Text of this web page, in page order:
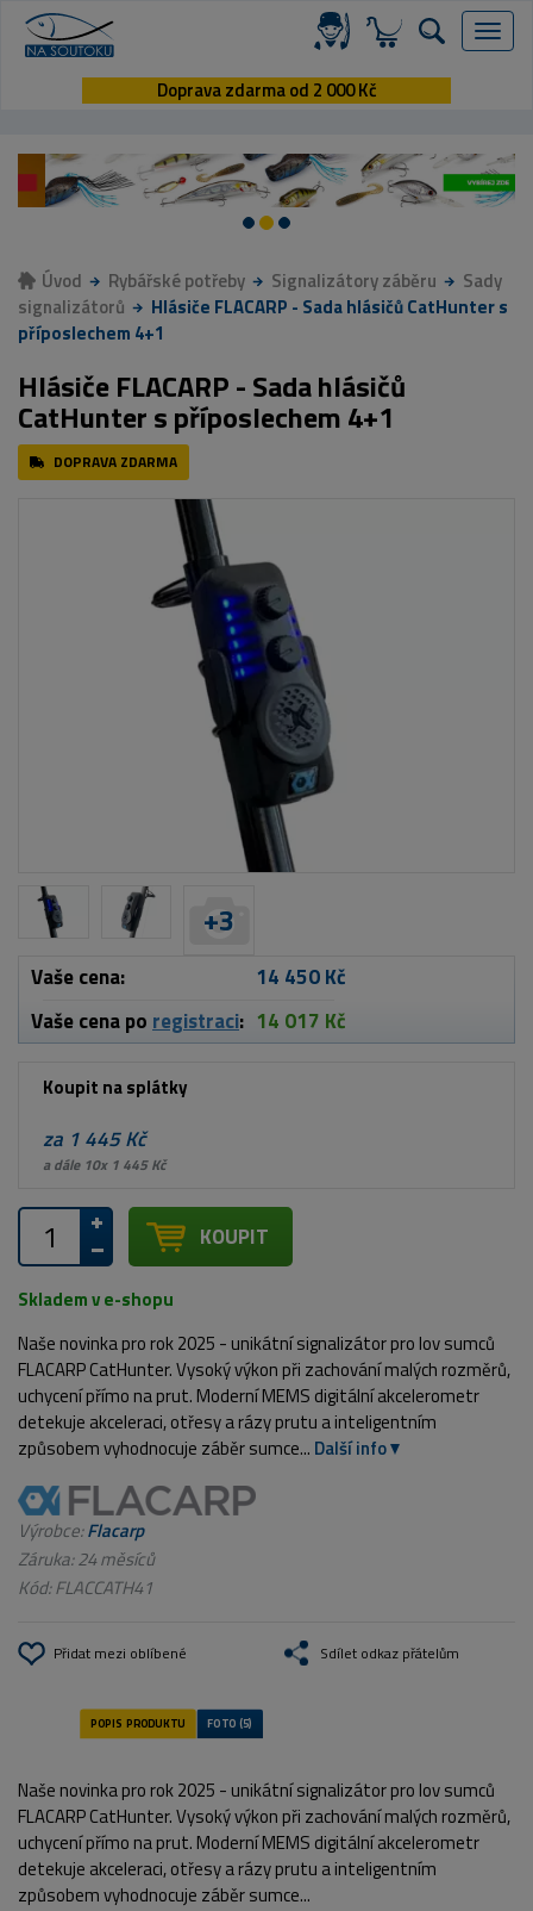
Menu
Doprava zdarma od 2 000 Kč
Úvod Rybářské potřeby Signalizátory záběru
Sady
signalizátorů
Hlásiče FLACARP - Sada hlásičů CatHunter s
příposlechem 4+1
Hlásiče FLACARP - Sada hlásičů
CatHunter s příposlechem 4+1
DOPRAVA ZDARMA
+3
Vaše cena:
14 450 Kč
Vaše cena po registraci: 14 017 Kč
Koupit na splátky
za 1 445 Kč
a dále 10x 1 445 Kč
KOUPIT
Skladem v e-shopu
Naše novinka pro rok 2025 - unikátní signalizátor pro lov sumců
FLACARP CatHunter. Vysoký výkon při zachování malých rozměrů,
uchycení přímo na prut. Moderní MEMS digitální akcelerometr
detekuje akceleraci, otřesy a rázy prutu a inteligentním
způsobem vyhodnocuje záběr sumce... Další info
Výrobce:Flacarp
Záruka: 24 měsíců
Kód:FLACCATH41
Přidat mezi oblíbené Sdílet odkaz přátelům
Naše novinka pro rok 2025 - unikátní signalizátor pro lov sumců
FLACARP CatHunter. Vysoký výkon při zachování malých rozměrů,
uchycení přímo na prut. Moderní MEMS digitální akcelerometr
detekuje akceleraci, otřesy a rázy prutu a inteligentním
způsobem vyhodnocuje záběr sumce...